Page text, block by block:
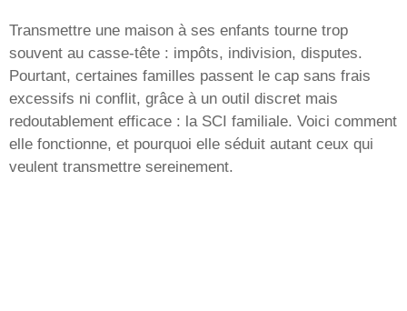
Transmettre une maison à ses enfants tourne trop
souvent au casse-tête : impôts, indivision, disputes.
Pourtant, certaines familles passent le cap sans frais
excessifs ni conflit, grâce à un outil discret mais
redoutablement efficace : la SCI familiale. Voici comment
elle fonctionne, et pourquoi elle séduit autant ceux qui
veulent transmettre sereinement.